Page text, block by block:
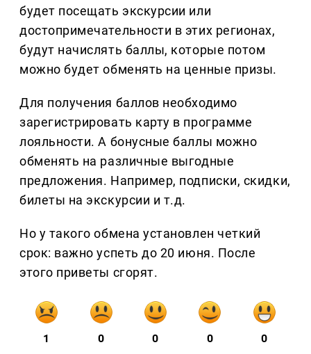
будет посещать экскурсии или
достопримечательности в этих регионах,
будут начислять баллы, которые потом
можно будет обменять на ценные призы.
Для получения баллов необходимо
зарегистрировать карту в программе
лояльности. А бонусные баллы можно
обменять на различные выгодные
предложения. Например, подписки, скидки,
билеты на экскурсии и т.д.
Но у такого обмена установлен четкий
срок: важно успеть до 20 июня. После
этого приветы сгорят.
1 0 0 0 0